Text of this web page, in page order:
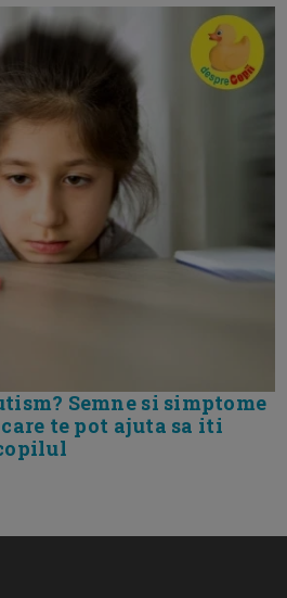
Semne si simptome
te pot ajuta sa iti